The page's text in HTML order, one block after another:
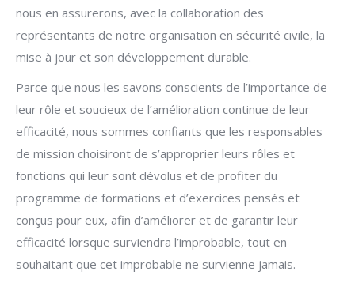
nous en assurerons, avec la collaboration des
représentants de notre organisation en sécurité civile, la
mise à jour et son développement durable.
Parce que nous les savons conscients de l’importance de
leur rôle et soucieux de l’amélioration continue de leur
efficacité, nous sommes confiants que les responsables
de mission choisiront de s’approprier leurs rôles et
fonctions qui leur sont dévolus et de profiter du
programme de formations et d’exercices pensés et
conçus pour eux, afin d’améliorer et de garantir leur
efficacité lorsque surviendra l’improbable, tout en
souhaitant que cet improbable ne survienne jamais.